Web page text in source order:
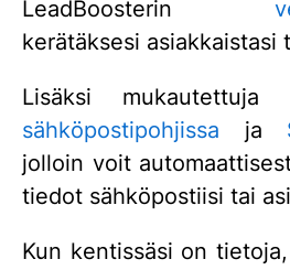
LeadBoosterin
kerätäksesi asiakkaistasi
Lisäksi mukautettuja
sähköpostipohjissa ja
jolloin voit
tiedot sähköpostiisi tai
Kun kentissäsi on